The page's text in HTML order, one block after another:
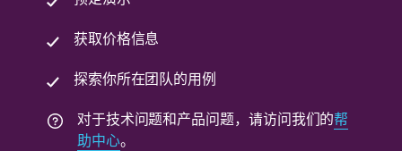
获取价格信息
探索你所在团队的用例
对于技术问题和产品问题，请访问我们的帮
助中心。